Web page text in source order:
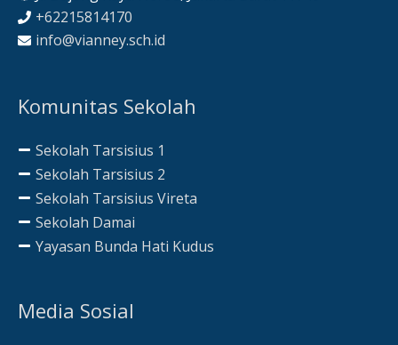
+62215814170
info@vianney.sch.id
Komunitas Sekolah
Sekolah Tarsisius 1
Sekolah Tarsisius 2
Sekolah Tarsisius Vireta
Sekolah Damai
Yayasan Bunda Hati Kudus
Media Sosial